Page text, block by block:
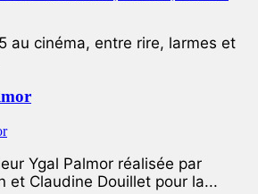
au cinéma, entre rire, larmes et
Ygal Palmor réalisée par
et Claudine Douillet pour la...